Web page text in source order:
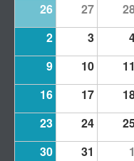
26 27
2
3
9
10 11
16
17
23
24
30
31 1